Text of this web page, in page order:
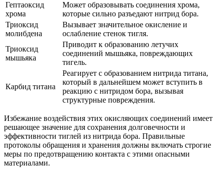
Гептаоксид
хрома
Может образовывать соединения хрома,
которые сильно разъедают нитрид бора.
Триоксид
молибдена
Вызывает значительное окисление и
ослабление стенок тигля.
Триоксид
мышьяка
Приводит к образованию летучих
соединений мышьяка, повреждающих
тигель.
Карбид титана
Реагирует с образованием нитрида титана,
который в дальнейшем может вступить в
реакцию с нитридом бора, вызывая
структурные повреждения.
Избежание воздействия этих окисляющих соединений имеет
решающее значение для сохранения долговечности и
эффективности тиглей из нитрида бора. Правильные
протоколы обращения и хранения должны включать строгие
меры по предотвращению контакта с этими опасными
материалами.